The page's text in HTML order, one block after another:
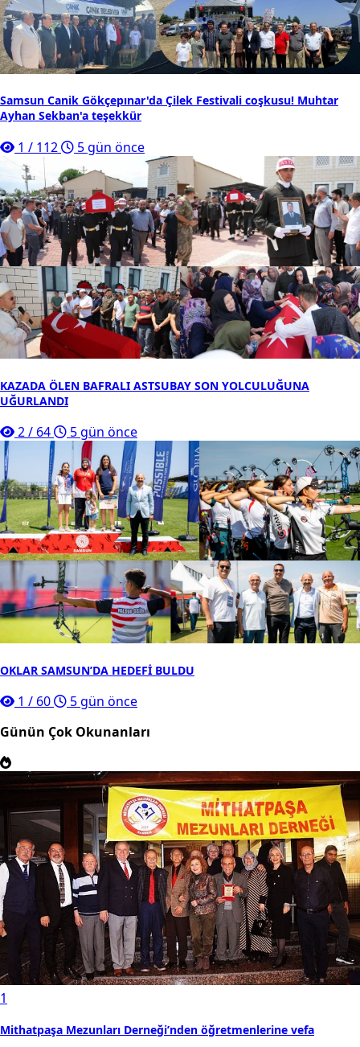
Samsun Canik Gökçepınar'da Çilek Festivali coşkusu! Muhtar
Ayhan Sekban'a teşekkür
1 / 112 5 gün önce
KAZADA ÖLEN BAFRALI ASTSUBAY SON YOLCULUĞUNA
UĞURLANDI
2/ 64 5 gün önce
OKLAR SAMSUN’DA HEDEFİ BULDU
1 / 60
5 gün önce
Günün Çok Okunanları
1
Mithatpaşa Mezunları Derneği’nden öğretmenlerine vefa